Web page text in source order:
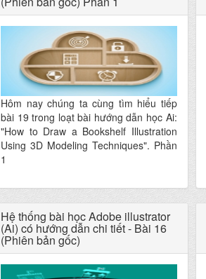
Hôm nay chúng ta cùng tìm hiểu tiếp
bài 19 trong loạt bài hướng dẫn học Ai:
"How to Draw a Bookshelf Illustration
Using 3D Modeling Techniques". Phần
1
Hệ thống bài học Adobe illustrator
(Ai) có hướng dẫn chi tiết - Bài 16
(Phiên bản gốc)